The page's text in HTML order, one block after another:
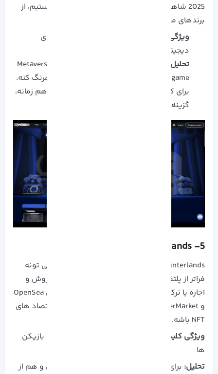
2025 شاهد رشد پروژه‌ های تجاری در این فضا هستیم، از
برندهای مد گرفته تا هنرمند ها و طراحان NFT.
ویژگی کلیدی:
مالکیت LAND و خلق تجربه‌ های
دیجیتال
تحلیل:
The Sandbox تونسته مرز بین Metaverse-as-
a-game و Metaverse-as-a-platform رو کمرنگ کنه.
برای کسی که دنبال ساختن و سرمایه‌ گذاری هم‌ زمانه،
گزینه‌ ای بی‌ نظیره.
5-
Splinterlands
Splinterlands ثابت کرده که اقتصاد درون‌ بازی می‌ تونه
فراتر از پلتفرم خودش گسترش پیدا کنه. امکان فروش و
اجاره یا ترکیب کارت‌ ها در چند مارکت مختلف (مثل OpenSea
و MonsterMarket) باعث شده یکی از پویاترین اقتصاد های
NFT باشه.
ویژگی کلیدی:
چندبازاری بودن و جوایز منظم برای بازیکن‌
ها
تحلیل: برای گیمر هایی که می‌ خوان هم بازی کنن و هم از